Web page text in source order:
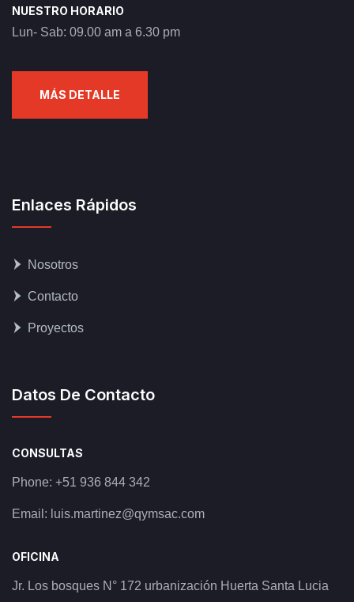
NUESTRO HORARIO
Lun- Sab: 09.00 am a 6.30 pm
MÁS DETALLE
Enlaces Rápidos
Nosotros
Contacto
Proyectos
Datos De Contacto
CONSULTAS
Phone: +51 936 844 342
Email: luis.martinez@qymsac.com
OFICINA
Jr. Los bosques N° 172 urbanización Huerta Santa Lucia